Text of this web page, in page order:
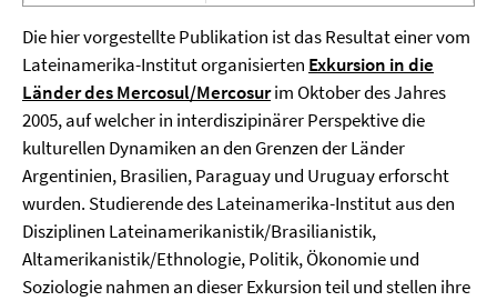
Die hier vorgestellte Publikation ist das Resultat einer vom
Lateinamerika-Institut organisierten Exkursion in die
Länder des Mercosul/Mercosurim Oktober des Jahres
2005, auf welcher in interdiszipinärer Perspektive die
kulturellen Dynamiken an den Grenzen der Länder
Argentinien, Brasilien, Paraguay und Uruguay erforscht
wurden. Studierende des Lateinamerika-Institut aus den
Disziplinen Lateinamerikanistik/Brasilianistik,
Altamerikanistik/Ethnologie, Politik, Ökonomie und
Soziologie nahmen an dieser Exkursion teil und stellen ihre